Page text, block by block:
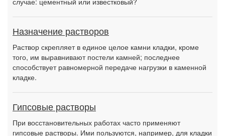
Назначение растворов
Раствор скрепляет в единое целое камни кладки, кроме
того, им выравнивают постели камней; последнее
способствует равномерной передаче нагрузки в каменной
кладке.
Гипсовые растворы
При восстановительных работах часто применяют
гипсовые растворы. Ими пользуются, например, для кладки